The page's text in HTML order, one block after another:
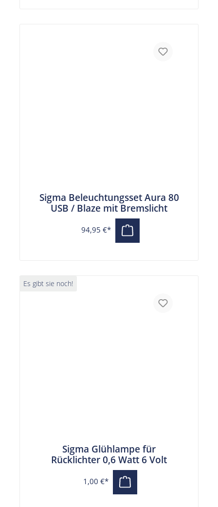
Sigma Beleuchtungsset Aura 80
USB / Blaze mit Bremslicht
94,95 €*
Es gibt sie noch!
Sigma Glühlampe für
Rücklichter 0,6 Watt 6 Volt
1,00 €*